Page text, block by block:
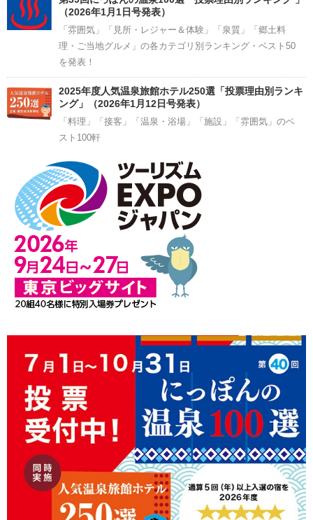
（2026年1月1日号発表）
「雰囲気」「見所・レジャー＆体験」「泉質」「郷土料
理・ご当地グルメ」の各カテゴリ別ランキング・ベスト50
を発表！
2025年度人気温泉旅館ホテル250選「投票理由別ランキ
ング」（2026年1月12日号発表）
「料理」「接客」「温泉・浴場」「施設」「雰囲気」のベ
スト100軒